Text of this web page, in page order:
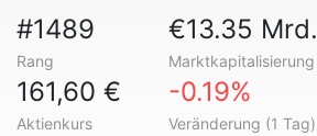
#1489
Rang
€13.35 Mrd.
Marktkapitalisierung
161,60 €
Aktienkurs
-0.19%
Veränderung (1 Tag)